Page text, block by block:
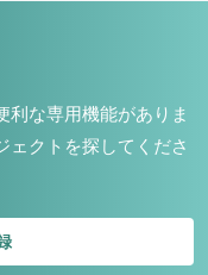
利な専用機能がありま
ェクトを探してくださ